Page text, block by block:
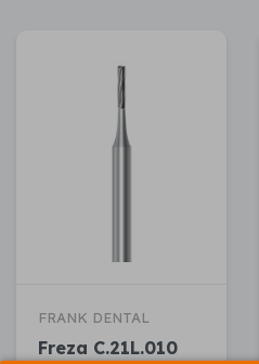
FRANK DENTAL
Freza C.21L.010